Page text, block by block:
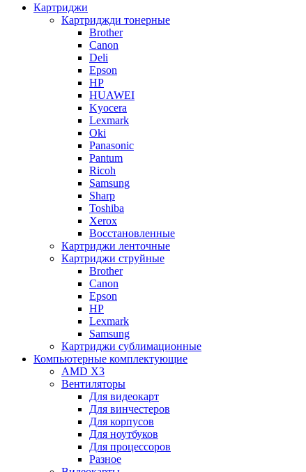
Картриджи
Картриджди тонерные
Brother
Canon
Deli
Epson
HP
HUAWEI
Kyocera
Lexmark
Oki
Panasonic
Pantum
Ricoh
Samsung
Sharp
Toshiba
Xerox
Восстановленные
Картриджи ленточные
Картриджи струйные
Brother
Canon
Epson
HP
Lexmark
Samsung
Картриджи сублимационные
Компьютерные комплектующие
AMD X3
Вентиляторы
Для видеокарт
Для винчестеров
Для корпусов
Для ноутбуков
Для процессоров
Разное